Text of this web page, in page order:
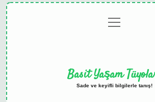
menüyü
aç
Basit Yaşam
Sade ve keyifli bilgilerle tanış!